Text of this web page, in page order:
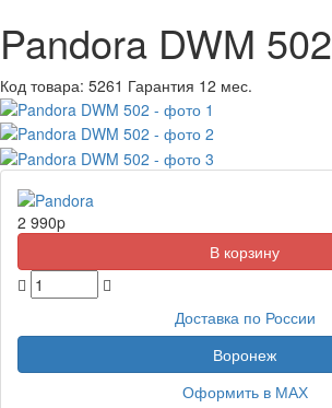
Pandora DWM 502
Код товара: 5261 Гарантия 12 мес.
2 990p
Доставка по России
Воронеж
Оформить в МАХ